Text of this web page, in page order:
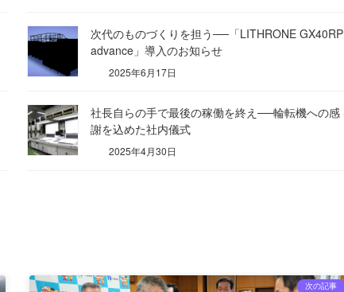
次代のものづくりを担う──「LITHRONE GX40RP
advance」導入のお知らせ
2025年6月17日
社長自らの手で最後の稼働を終え──輪転機への感
謝を込めた社内儀式
2025年4月30日
次の記事